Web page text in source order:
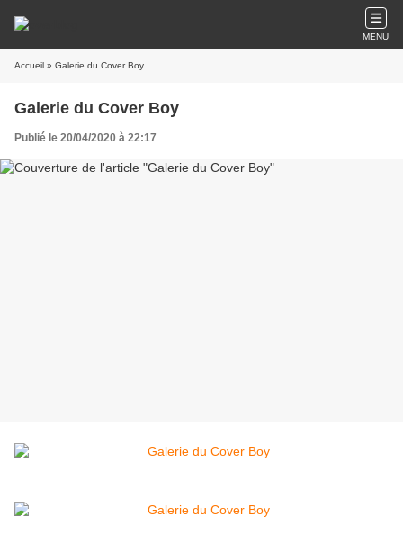
MENU
Accueil » Galerie du Cover Boy
Galerie du Cover Boy
Publié le 20/04/2020 à 22:17